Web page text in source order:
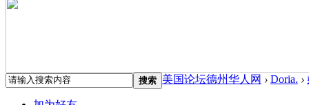
搜索 美国论坛德州华人网 › Doria. ›